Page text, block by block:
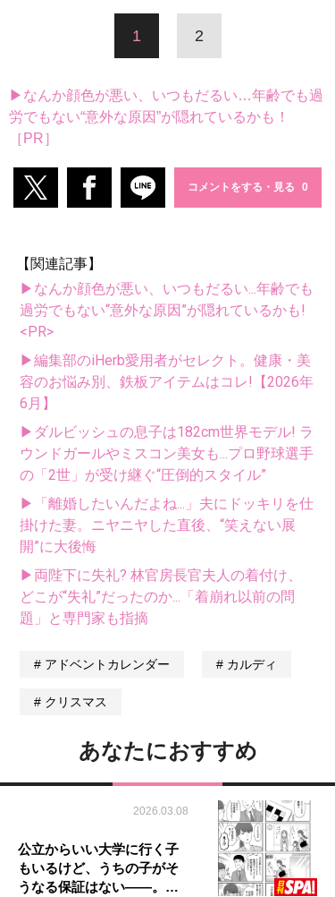
1 2
▶なんか顔色が悪い、いつもだるい…年齢でも過
労でもない“意外な原因”が隠れているかも！
［PR］
コメントをする・見る
【関連記事】
▶なんか顔色が悪い、いつもだるい...年齢でも
過労でもない“意外な原因”が隠れているかも!
<PR>
▶編集部のiHerb愛用者がセレクト。健康・美
容のお悩み別、鉄板アイテムはコレ!【2026年
6月】
▶ダルビッシュの息子は182cm世界モデル! ラ
ウンドガールやミスコン美女も...プロ野球選手
の「2世」が受け継ぐ“圧倒的スタイル”
▶「離婚したいんだよね...」夫にドッキリを仕
掛けた妻。ニヤニヤした直後、“笑えない展
開”に大後悔
▶両陛下に失礼? 林官房長官夫人の着付け、
どこが“失礼”だったのか...「着崩れ以前の問
題」と専門家も指摘
アドベントカレンダー カルディ
クリスマス
あなたにおすすめ
2026.03.08
公立からいい大学に行く子
もいるけど、うちの子がそ
うなる保証はない――。…